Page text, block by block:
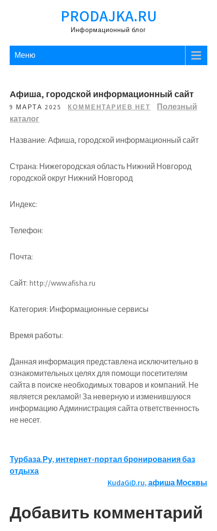
PRODAJKA.RU
Информационный блог
Меню
Афиша, городской информационный сайт
9 МАРТА 2025 КОММЕНТАРИЕВ НЕТ
Полезный
каталог
Название: Афиша, городской информационный сайт
Страна: Нижегородская область Нижний Новгород
городской округ Нижний Новгород
Индекс:
Телефон:
Почта:
Cайт: http://www.afisha.ru
Категория: Информационные сервисы
Время работы:
Данная информация представлена исключительно в
ознакомительных целях для помощи посетителям
сайта в поиске необходимых товаров и компаний. Не
является рекламой! За неверную и изменившуюся
информацию Администрация сайта ответственность
не несет.
Навигация
по
Турбаза.Ру, интернет-портал бронирования баз
отдыха
KudaGiD.ru, афиша Москвы
Добавить комментарий